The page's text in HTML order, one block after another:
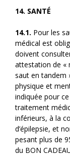
14. SANTÉ
14.1. Pour les
médical est
doivent
attestation de «
saut en tandem
physique et
indiquée pour
traitement
inférieurs, à la
d’épilepsie, et
pesant plus de
du BON